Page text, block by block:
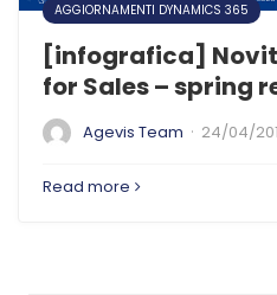
AGGIORNAMENTI DYNAMICS 365
[infografica]
for Sales – spring
Agevis Team · 24/04/
Read more